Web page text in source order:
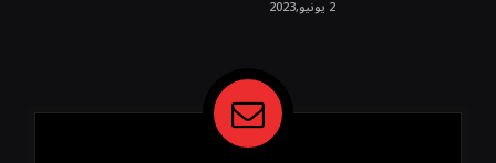
محسن 2 يونيو,2023